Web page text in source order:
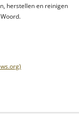
herstellen en reinigen